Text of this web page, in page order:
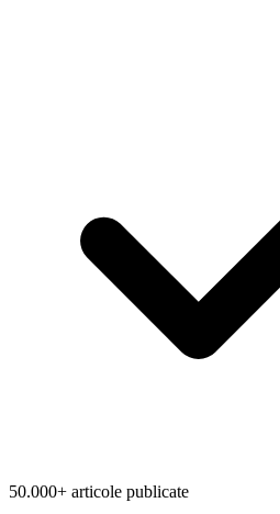
50.000+ articole publicate